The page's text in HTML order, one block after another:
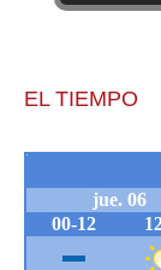
EL TIEMPO